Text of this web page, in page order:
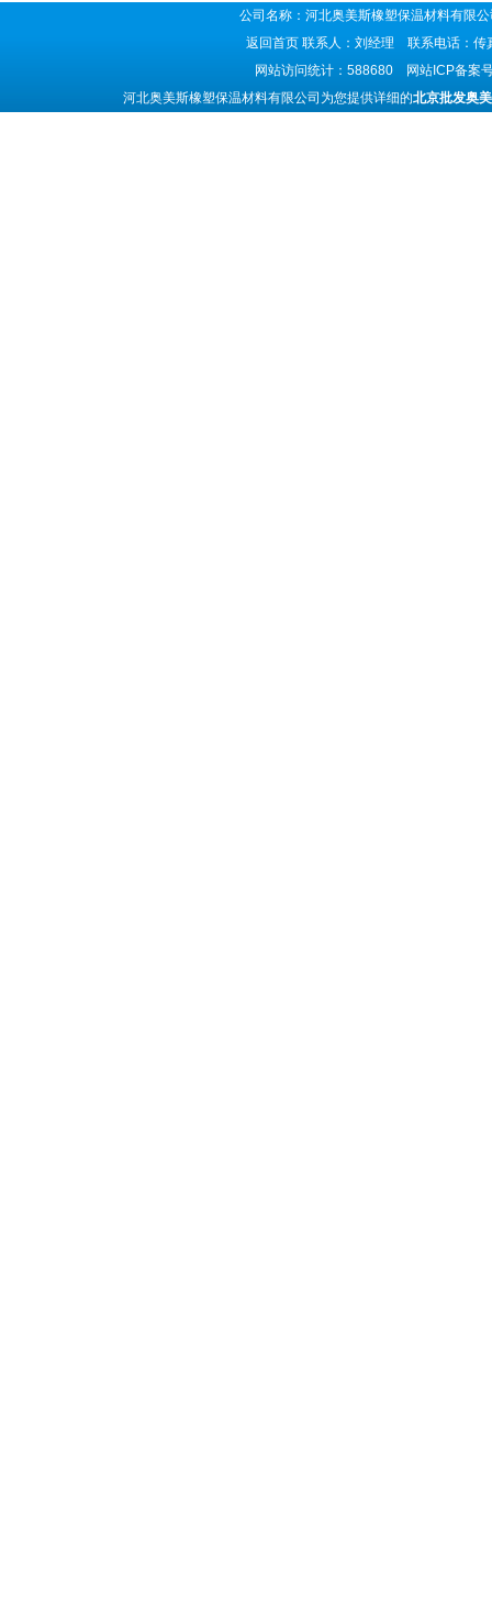
公司名称：河北奥美斯橡塑保温材料有
返回首页 联系人：刘经理 联系电话：
网站访问统计：588680 网站ICP备案
河北奥美斯橡塑保温材料有限公司为您提供详细的北京批发奥